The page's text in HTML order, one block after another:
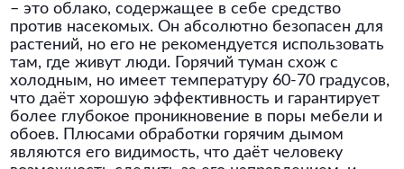
– это облако, содержащее в себе средство
против насекомых. Он абсолютно безопасен для
растений, но его не рекомендуется использовать
там, где живут люди. Горячий туман схож с
холодным, но имеет температуру 60-70 градусов,
что даёт хорошую эффективность и гарантирует
более глубокое проникновение в поры мебели и
обоев. Плюсами обработки горячим дымом
являются его видимость, что даёт человеку